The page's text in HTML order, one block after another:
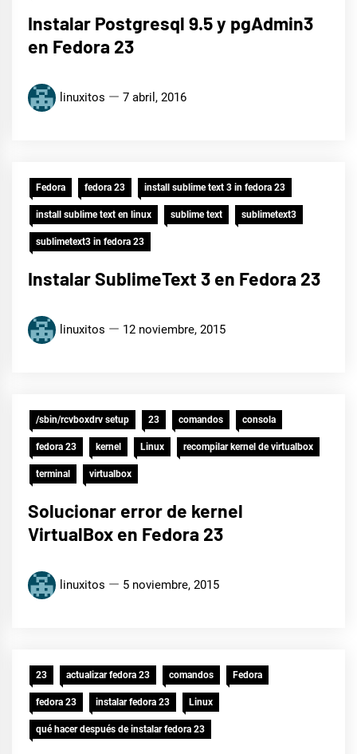
Instalar Postgresql 9.5 y pgAdmin3
en Fedora 23
linuxitos 7 abril, 2016
Fedora fedora 23 install sublime text 3 in fedora 23
install sublime text en linux sublime text sublimetext3
sublimetext3 in fedora 23
Instalar SublimeText 3 en Fedora 23
linuxitos 12 noviembre, 2015
/sbin/rcvboxdrv setup 23 comandos consola
fedora 23 kernel Linux recompilar kernel de virtualbox
terminal virtualbox
Solucionar error de kernel
VirtualBox en Fedora 23
linuxitos 5 noviembre, 2015
23 actualizar fedora 23 comandos Fedora
fedora 23 instalar fedora 23 Linux
qué hacer después de instalar fedora 23